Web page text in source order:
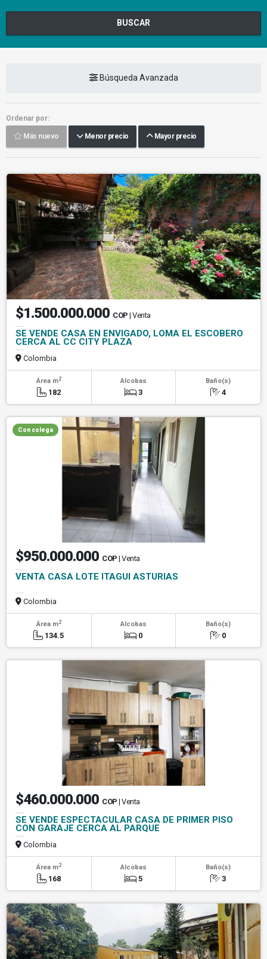
BUSCAR
Búsqueda Avanzada
Ordenar por:
Más nuevo Menor precio Mayor precio
$1.500.000.000 COP | Venta
SE VENDE CASA EN ENVIGADO, LOMA EL ESCOBERO
CERCA AL CC CITY PLAZA
Colombia
Área m2
182
Alcobas
3
Baño(s)
4
Con colega
$950.000.000 COP | Venta
VENTA CASA LOTE ITAGUI ASTURIAS
Colombia
Área m2
134.5
Alcobas
0
Baño(s)
0
$460.000.000 COP | Venta
SE VENDE ESPECTACULAR CASA DE PRIMER PISO
CON GARAJE CERCA AL PARQUE
Colombia
Área m2
168
Alcobas
5
Baño(s)
3